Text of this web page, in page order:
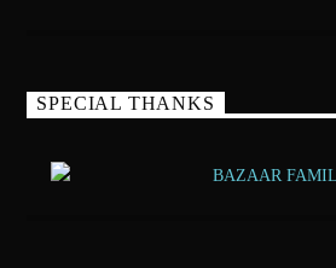
SPECIAL THANKS